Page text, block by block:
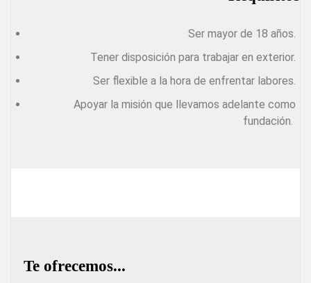
Ser mayor de 18 años.
Tener disposición para trabajar en exterior.
Ser flexible a la hora de enfrentar labores.
Apoyar la misión que llevamos adelante como
fundación.
Te ofrecemos...